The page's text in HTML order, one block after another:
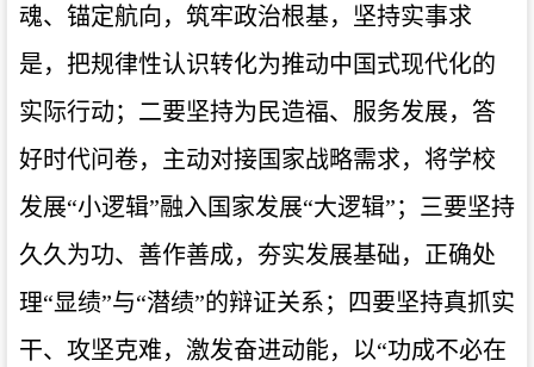
魂、锚定航向，筑牢政治根基，坚持实事求
是，把规律性认识转化为推动中国式现代化的
实际行动；二要坚持为民造福、服务发展，答
好时代问卷，主动对接国家战略需求，将学校
发展“小逻辑”融入国家发展“大逻辑”；三要坚持
久久为功、善作善成，夯实发展基础，正确处
理“显绩”与“潜绩”的辩证关系；四要坚持真抓实
干、攻坚克难，激发奋进动能，以“功成不必在